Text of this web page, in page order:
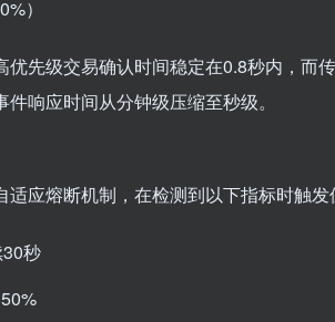
）
优先级交易确认时间稳定在0.8秒内，而
响应时间从分钟级压缩至秒级。
应熔断机制，在检测到以下指标时触发
秒